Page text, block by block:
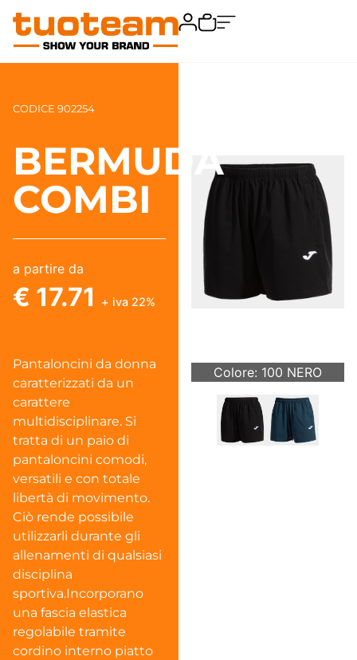
Colore: 100 NERO
CODICE 902254
BERMUDA
COMBI
a partire da
€ 17.71 + iva 22%
Pantaloncini da donna
caratterizzati da un
carattere
multidisciplinare. Si
tratta di un paio di
pantaloncini comodi,
versatili e con totale
libertà di movimento.
Ciò rende possibile
utilizzarli durante gli
allenamenti di qualsiasi
disciplina
sportiva.Incorporano
una fascia elastica
regolabile tramite
cordino interno piatto